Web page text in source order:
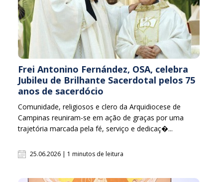
Frei Antonino Fernández, OSA, celebra
Jubileu de Brilhante Sacerdotal pelos 75
anos de sacerdócio
Comunidade, religiosos e clero da Arquidiocese de
Campinas reuniram-se em ação de graças por uma
trajetória marcada pela fé, serviço e dedicaç�...
25.06.2026 | 1 minutos de leitura